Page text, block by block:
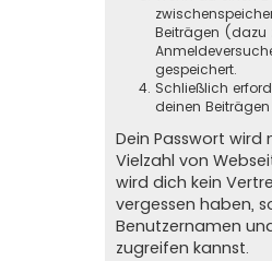
Beiträgen (dazu
gespeichert.
Schließlich
deinen
Dein Passwort
Vielzahl von
wird dich kein
vergessen haben,
Benutzernamen
zugreifen kannst.